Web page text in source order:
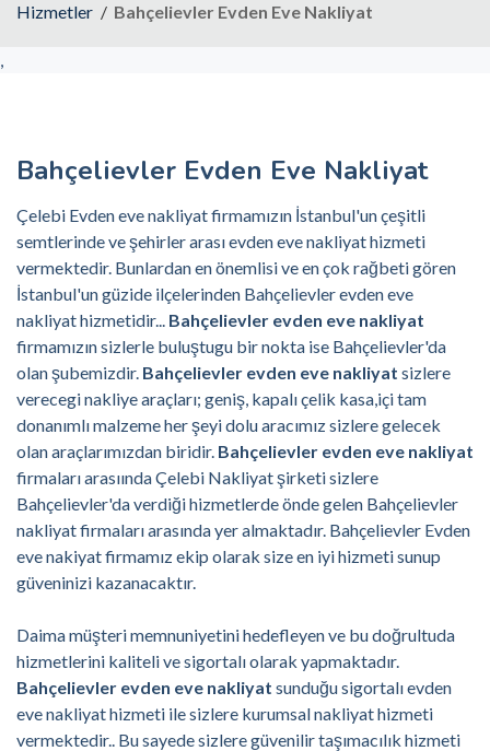
Hizmetler Bahçelievler Evden Eve Nakliyat
,
Bahçelievler Evden Eve Nakliyat
Çelebi Evden eve nakliyat firmamızın İstanbul'un çeşitli
semtlerinde ve şehirler arası evden eve nakliyat hizmeti
vermektedir. Bunlardan en önemlisi ve en çok rağbeti gören
İstanbul'un güzide ilçelerinden Bahçelievler evden eve
nakliyat hizmetidir... Bahçelievler evden eve nakliyat
firmamızın sizlerle buluştugu bir nokta ise Bahçelievler'da
olan şubemizdir. Bahçelievler evden eve nakliyat sizlere
verecegi nakliye araçları; geniş, kapalı çelik kasa,içi tam
donanımlı malzeme her şeyi dolu aracımız sizlere gelecek
olan araçlarımızdan biridir. Bahçelievler evden eve nakliyat
firmaları arasıında Çelebi Nakliyat şirketi sizlere
Bahçelievler'da verdiği hizmetlerde önde gelen Bahçelievler
nakliyat firmaları arasında yer almaktadır. Bahçelievler Evden
eve nakiyat firmamız ekip olarak size en iyi hizmeti sunup
güveninizi kazanacaktır.
Daima müşteri memnuniyetini hedefleyen ve bu doğrultuda
hizmetlerini kaliteli ve sigortalı olarak yapmaktadır.
Bahçelievler evden eve nakliyat sunduğu sigortalı evden
eve nakliyat hizmeti ile sizlere kurumsal nakliyat hizmeti
vermektedir.. Bu sayede sizlere güvenilir taşımacılık hizmeti